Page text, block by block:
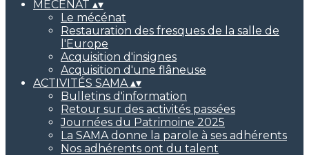
MECENAT ▴▾
Le mécénat
Restauration des fresques de la salle de
l'Europe
Acquisition d'insignes
Acquisition d'une flâneuse
ACTIVITÉS SAMA▴▾
Bulletins d'information
Retour sur des activités passées
Journées du Patrimoine 2025
La SAMA donne la parole à ses adhérents
Nos adhérents ont du talent